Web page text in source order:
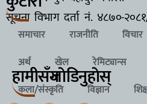
सूचना विभाग दर्ता नं. ४८७०-
समाचार राजनीति विचार
अर्थ
खेल रेमिट्यान्स
कला/संस्कृति
विज्ञान
हामीसँगजाेडिनुहाेस्